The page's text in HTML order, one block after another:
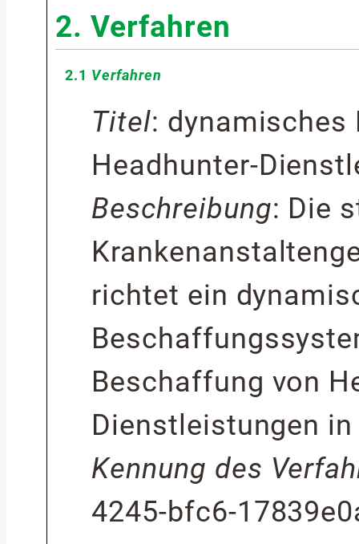
2. Verfahren
2.1 Verfahren
Titel:
Headhunter-
Beschreibung: Die
richtet ein
Beschaffung von
Dienstleistungen
Kennung des
4245-bfc6-